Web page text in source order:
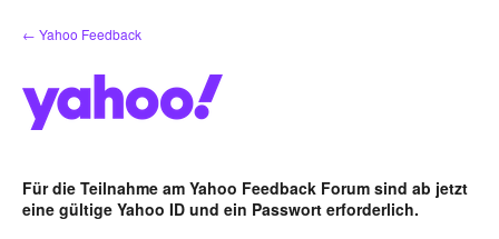
Zum
Inhalt
← Yahoo Feedback
Für die Teilnahme am Yahoo Feedback Forum sind ab jetzt
eine gültige Yahoo ID und ein Passwort erforderlich.